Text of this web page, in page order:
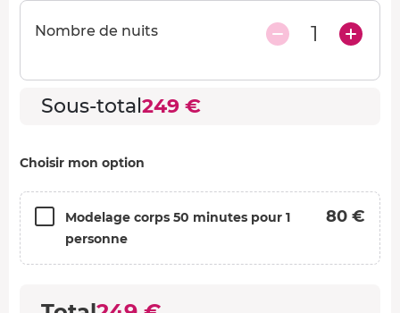
Nombre de nuits 1
Sous-total 249 €
Choisir mon option
Modelage corps 50 minutes pour 1
personne
80 €